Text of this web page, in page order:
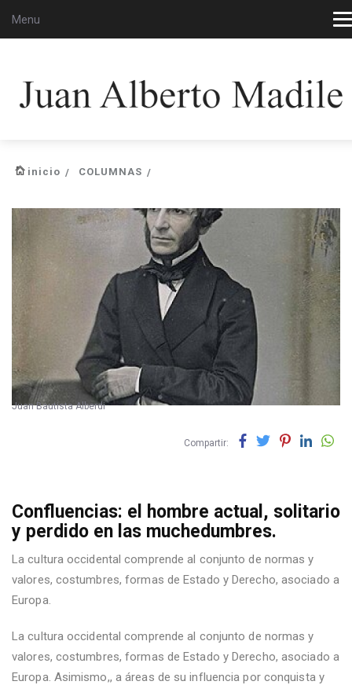
Menu
inicio COLUMNAS
Juan Bautista Alberdi
Compartir:
Confluencias: el hombre actual, solitario
y perdido en las muchedumbres.
La cultura occidental comprende al conjunto de normas y
valores, costumbres, formas de Estado y Derecho, asociado a
Europa.
La cultura occidental comprende al conjunto de normas y
valores, costumbres, formas de Estado y Derecho, asociado a
Europa. Asimismo,, a áreas de su influencia por conquista y